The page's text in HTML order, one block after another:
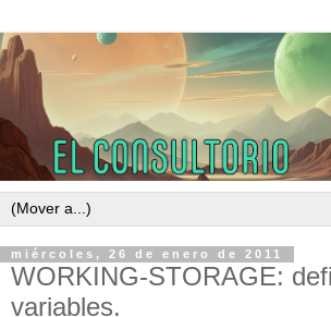
miércoles, 26 de enero de 2011
WORKING-STORAGE:
variables.